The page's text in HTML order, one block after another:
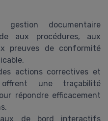
documentaire
aux procédures, aux
preuves de conformité
actions correctives et
offrent une traçabilité
répondre efficacement
de bord interactifs